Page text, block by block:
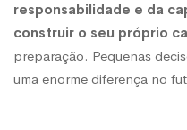
responsabilidade e da
construir o seu próprio
preparação. Pequenas
uma enorme diferença no